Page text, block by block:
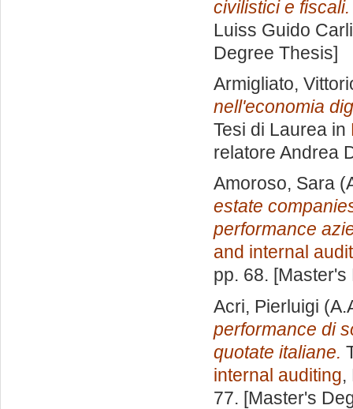
civilistici e fiscali.
Luiss Guido
Degree Thesis]
Armigliato,
nell'economia
Tesi di Laurea in
relatore Andrea
Amoroso, Sara
estate
performance
and internal
pp. 68.
Acri, Pierluigi
performance di
quotate italiane.
internal auditing,
77. [Master's